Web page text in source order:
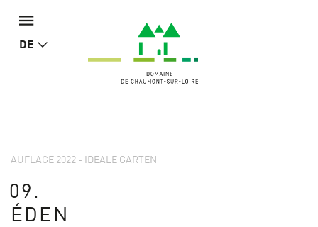
DE
AUFLAGE 2022 - IDEALE GARTEN
09.
ÉDEN